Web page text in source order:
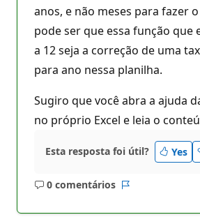
anos, e não meses para fazer
pode ser que essa função que
a 12 seja a correção de uma
para ano nessa planilha.
Sugiro que você abra a ajuda
no próprio Excel e leia o
Esta resposta foi útil? Yes
0 comentários
Sem